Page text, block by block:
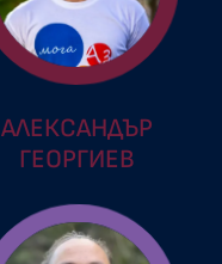
АЛЕКСАНДЪР
ГЕОРГИЕВ